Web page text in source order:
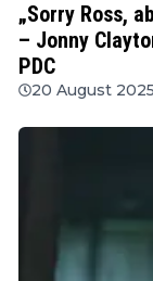
„Sorry Ross,
– Jonny
PDC
20 August 2025